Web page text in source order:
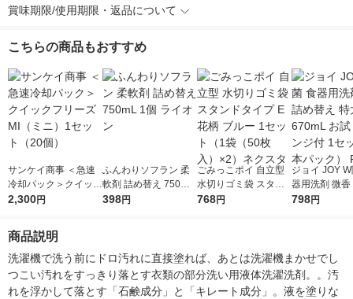
賞味期限/使用期限・返品について
こちらの商品もおすすめ
サンケイ商事 ＜急速
冷却パック＞クイック
フリーズ MI（ミニ）1
2,300円
ふんわりソフラン 柔
軟剤 詰め替え 750mL
1個 ライオン
398円
ごみっこポイ 自立型
水切りゴミ袋 スタン
ドタイプ E 花柄 ブル
768円
ジョイ JOY
器用洗剤 微香
え 特大
798円
商品説明
洗濯機で洗う前にドロ汚れに直接塗れば、あとは洗濯機まかせでし
つこい汚れをすっきり落とす衣類の部分洗い用液体洗濯洗剤。。汚
れを浮かして落とす「石鹸成分」と「キレート成分」。液を塗りな